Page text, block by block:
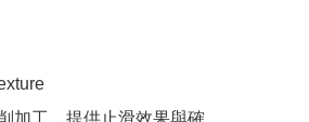
加工，提供止滑效果與確